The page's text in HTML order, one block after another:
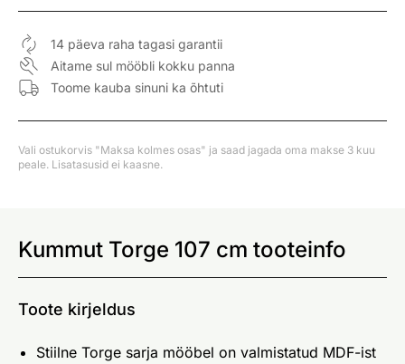
14 päeva raha tagasi garantii
Aitame sul mööbli kokku panna
Toome kauba sinuni ka õhtuti
Vali ostukorvis "Maksa kolmes osas" ja saad jagada oma makse 3 kuu
peale. Lisatasusid ei kaasne.
Kummut Torge 107 cm tooteinfo
Toote kirjeldus
Stiilne Torge sarja mööbel on valmistatud MDF-ist